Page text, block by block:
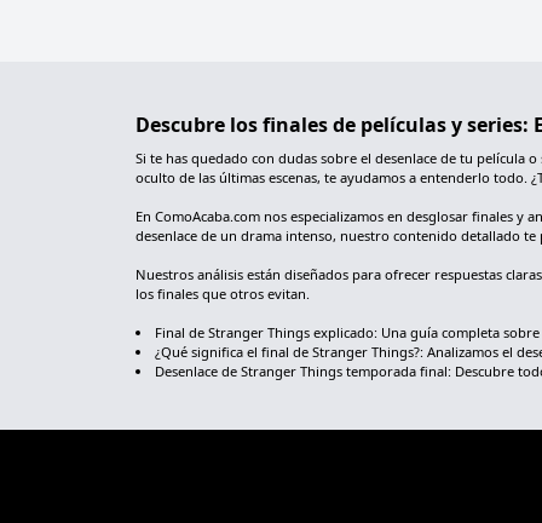
Descubre los finales de películas y
Si te has quedado con dudas sobre el desenlace de tu película
oculto de las últimas escenas, te ayudamos a entenderlo todo.
En ComoAcaba.com nos especializamos en desglosar finales y
desenlace de un drama intenso, nuestro contenido detallado
Nuestros análisis están diseñados para ofrecer respuestas
los finales que otros evitan.
Final de Stranger Things explicado: Una guía completa
¿Qué significa el final de Stranger Things?: Analizamos el
Desenlace de Stranger Things temporada final: Descubre